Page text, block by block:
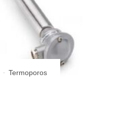
Termoporos